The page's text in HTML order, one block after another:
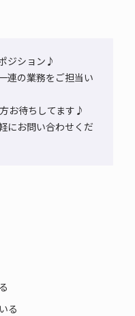
ジション♪
連の業務をご担当い
お待ちしてます♪
にお問い合わせくだ
る